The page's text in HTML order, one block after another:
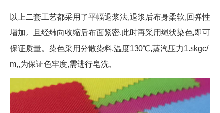
以上二套工艺都采用了平幅退浆法,退浆后布身柔软,回弹性
增加。且经纬向收缩后布面紧密,此时再采用绳状染色,即可
保证质量。染色采用分散染料,温度130℃,蒸汽压力1.skgc/
m,,为保证色牢度,需进行皂洗。